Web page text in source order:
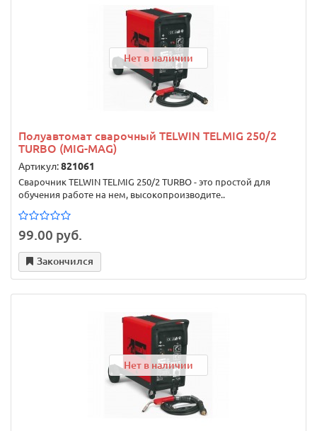
Нет в наличии
Полуавтомат сварочный TELWIN TELMIG 250/2
TURBO (MIG-MAG)
Артикул:821061
Сварочник TELWIN TELMIG 250/2 TURBO - это простой для
обучения работе на нем, высокопроизводите..
99.00 руб.
Закончился
Нет в наличии